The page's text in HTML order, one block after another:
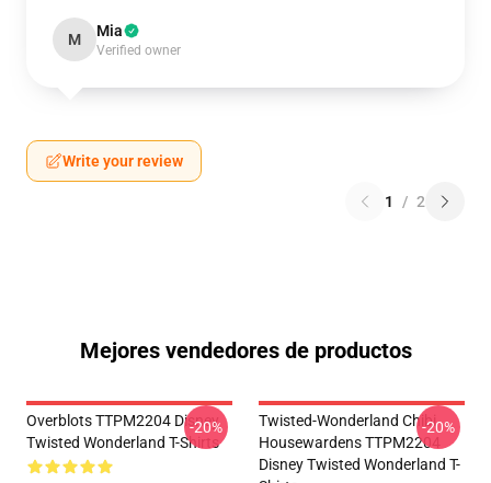
M Mia
Verified owner
Write your review
1 / 2
Mejores vendedores de productos
Overblots TTPM2204 Disney
Twisted Wonderland T-Shirts
-20%
Twisted-Wonderland Chibi
Housewardens TTPM2204
Disney Twisted Wonderland T-
-20%